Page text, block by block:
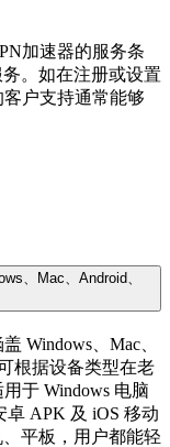
加速器的服务条
。如在注册或设置
户支持通常能够
、Mac、Android、
Windows、Mac、
根据设备类型在老
于 Windows 电脑
卓 APK 及 iOS 移动
平板，用户都能轻